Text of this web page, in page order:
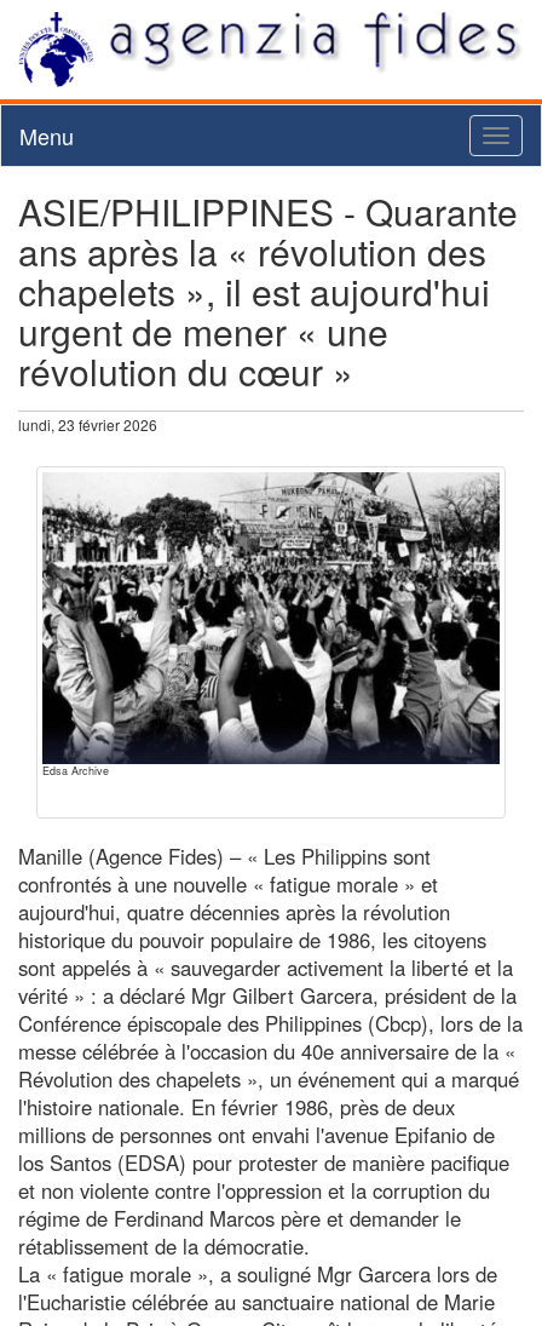
Menu
ASIE/PHILIPPINES - Quarante
ans après la « révolution des
chapelets », il est aujourd'hui
urgent de mener « une
révolution du cœur »
lundi, 23 février 2026
Edsa Archive
Manille (Agence Fides) – « Les Philippins sont
confrontés à une nouvelle « fatigue morale » et
aujourd'hui, quatre décennies après la révolution
historique du pouvoir populaire de 1986, les citoyens
sont appelés à « sauvegarder activement la liberté et la
vérité » : a déclaré Mgr Gilbert Garcera, président de la
Conférence épiscopale des Philippines (Cbcp), lors de la
messe célébrée à l'occasion du 40e anniversaire de la «
Révolution des chapelets », un événement qui a marqué
l'histoire nationale. En février 1986, près de deux
millions de personnes ont envahi l'avenue Epifanio de
los Santos (EDSA) pour protester de manière pacifique
et non violente contre l'oppression et la corruption du
régime de Ferdinand Marcos père et demander le
rétablissement de la démocratie.
La « fatigue morale », a souligné Mgr Garcera lors de
l'Eucharistie célébrée au sanctuaire national de Marie